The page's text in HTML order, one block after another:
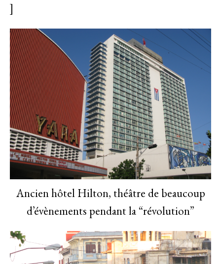
]
Ancien hôtel Hilton, théâtre de beaucoup
d’évènements pendant la “révolution”